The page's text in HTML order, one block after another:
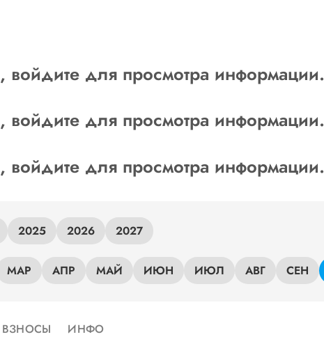
войдите для просмотра информации.
войдите для просмотра информации.
войдите для просмотра информации.
2025 2026 2027
МАР АПР МАЙ ИЮН ИЮЛ АВГ СЕН
ВЗНОСЫ ИНФО